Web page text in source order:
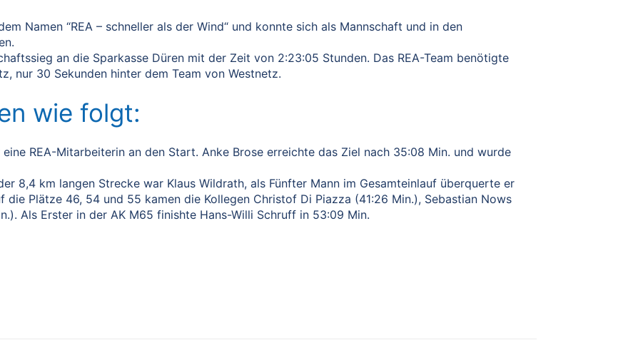
Namen “REA – schneller als der Wind“ und konnte sich als Mannschaft und in den
an die Sparkasse Düren mit der Zeit von 2:23:05 Stunden. Das REA-Team benötigte
nur 30 Sekunden hinter dem Team von Westnetz.
wie folgt:
REA-Mitarbeiterin an den Start. Anke Brose erreichte das Ziel nach 35:08 Min. und wurde
8,4 km langen Strecke war Klaus Wildrath, als Fünfter Mann im Gesamteinlauf überquerte er
die Plätze 46, 54 und 55 kamen die Kollegen Christof Di Piazza (41:26 Min.), Sebastian Nows
Als Erster in der AK M65 finishte Hans-Willi Schruff in 53:09 Min.